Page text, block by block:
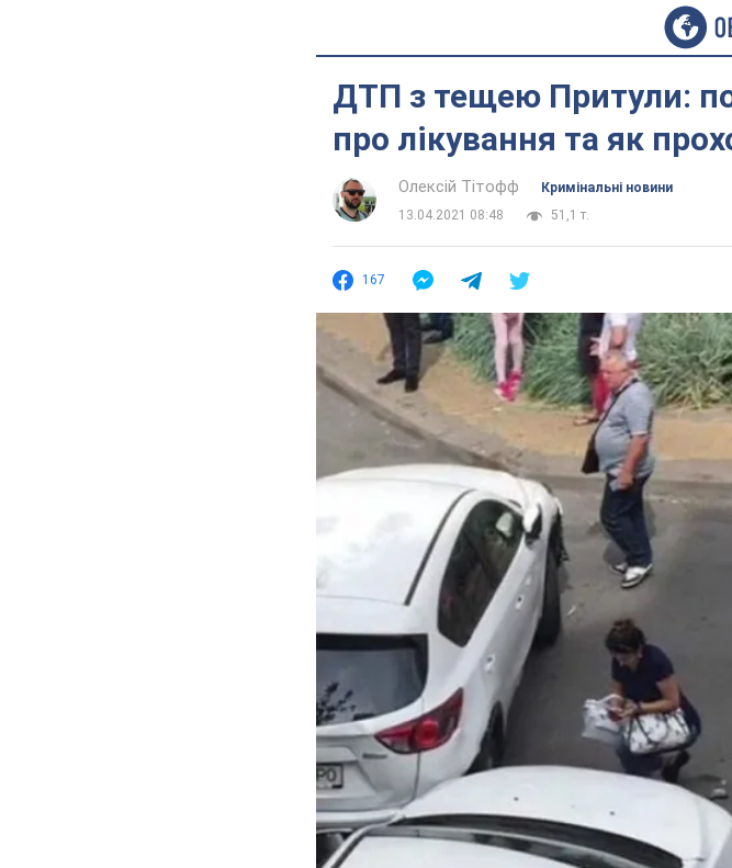
ДТП з тещею Притули:
про лікування та як
Олексій Тітофф
Кримінальні новини
13.04.2021 08:48
51,1 т.
167